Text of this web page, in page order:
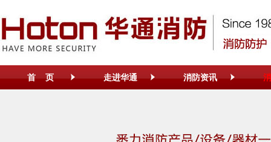
首 页 走进华通 消防资讯